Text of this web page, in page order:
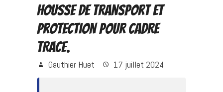
Housse de transport et
protection pour cadre
TRACE.
Gauthier Huet 17 juillet 2024